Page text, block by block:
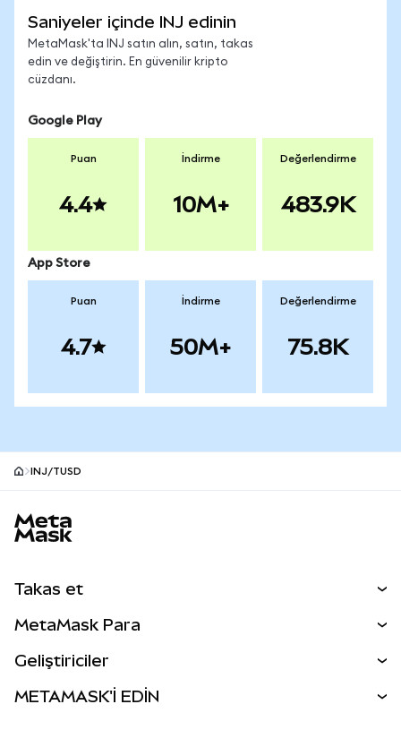
Saniyeler içinde INJ edinin
MetaMask'ta INJ satın alın, satın, takas
edin ve değiştirin. En güvenilir kripto
cüzdanı.
Google Play
Puan
4.4
İndirme
10M+
Değerlendirme
483.9K
App Store
Puan
4.7
İndirme
50M+
Değerlendirme
75.8K
INJ/TUSD
Takas et
Perps
RWA'lar
MetaMask Para
Geliştiriciler
METAMASK'İ EDİN